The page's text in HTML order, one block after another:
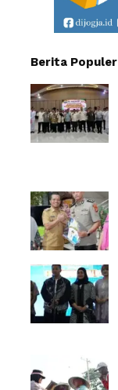
Berita Populer